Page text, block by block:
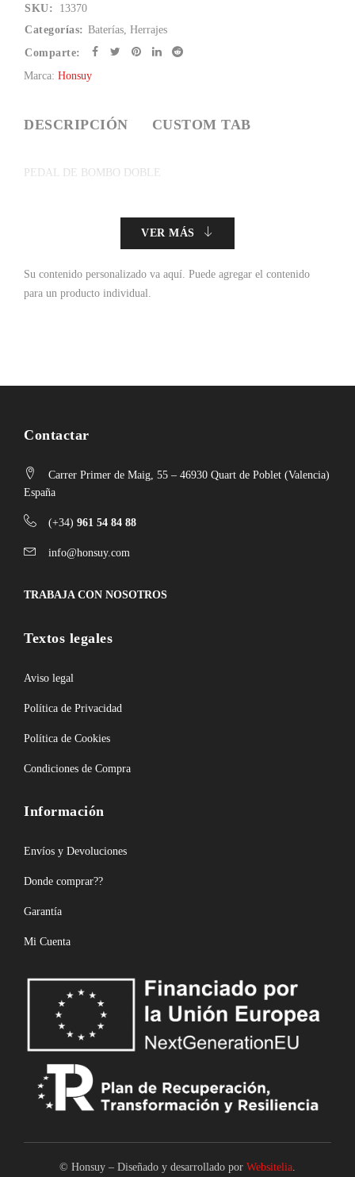
SKU:
13370
Categorías: Baterías, Herrajes
Comparte:
Marca: Honsuy
DESCRIPCIÓN CUSTOM TAB
PEDAL DE BOMBO DOBLE
VER MÁS
Su contenido personalizado va aquí. Puede agregar el contenido
para un producto individual.
Contactar
Carrer Primer de Maig, 55 – 46930 Quart de Poblet (Valencia)
España
(+34) 961 54 84 88
info@honsuy.com
TRABAJA CON NOSOTROS
Textos legales
Aviso legal
Política de Privacidad
Política de Cookies
Condiciones de Compra
Información
Envíos y Devoluciones
Donde comprar??
Garantía
Mi Cuenta
© Honsuy – Diseñado y desarrollado por Websitelia.